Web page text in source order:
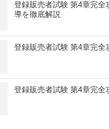
登録販売者試験 第4章完
導を徹底解説
登録販売者試験 第4章完
登録販売者試験 第4章完